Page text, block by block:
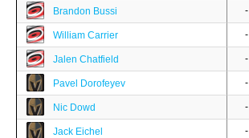
Brandon Bussi -
William Carrier -
Jalen Chatfield -
Pavel Dorofeyev -
Nic Dowd -
Jack Eichel -